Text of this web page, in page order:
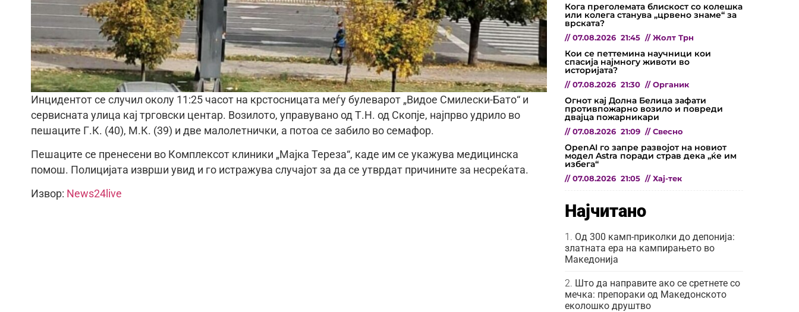
Инцидентот се случил околу 11:25 часот на крстосницата меѓу булеварот „Видое Смилески-Бато“ и
сервисната улица кај трговски центар. Возилото, управувано од Т.Н. од Скопје, најпрво удрило во
пешаците Г.К. (40), М.К. (39) и две малолетнички, а потоа се забило во семафор.
Пешаците се пренесени во Комплексот клиники „Мајка Тереза“, каде им се укажува медицинска
помош. Полицијата изврши увид и го истражува случајот за да се утврдат причините за несреќата.
Извор: News24live
Кога преголемата блискост со колешка
или колега станува „црвено знаме“ за
врската?
// 07.08.2026 21:45 // Жолт Трн
Кои се петтемина научници кои
спасија најмногу животи во
историјата?
// 07.08.2026 21:30 // Органик
Огнот кај Долна Белица зафати
противпожарно возило и повреди
двајца пожарникари
// 07.08.2026 21:09 // Свесно
OpenAI го запре развојот на новиот
модел Astra поради страв дека „ќе им
избега“
// 07.08.2026 21:05 // Хај-тек
Најчитано
Од 300 камп-приколки до депонија:
златната ера на кампирањето во
Македонија
Што да направите ако се сретнете со
мечка: препораки од Македонското
еколошко друштво